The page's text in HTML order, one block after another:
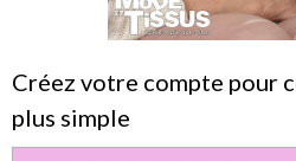
Créez votre compte pour
plus simple